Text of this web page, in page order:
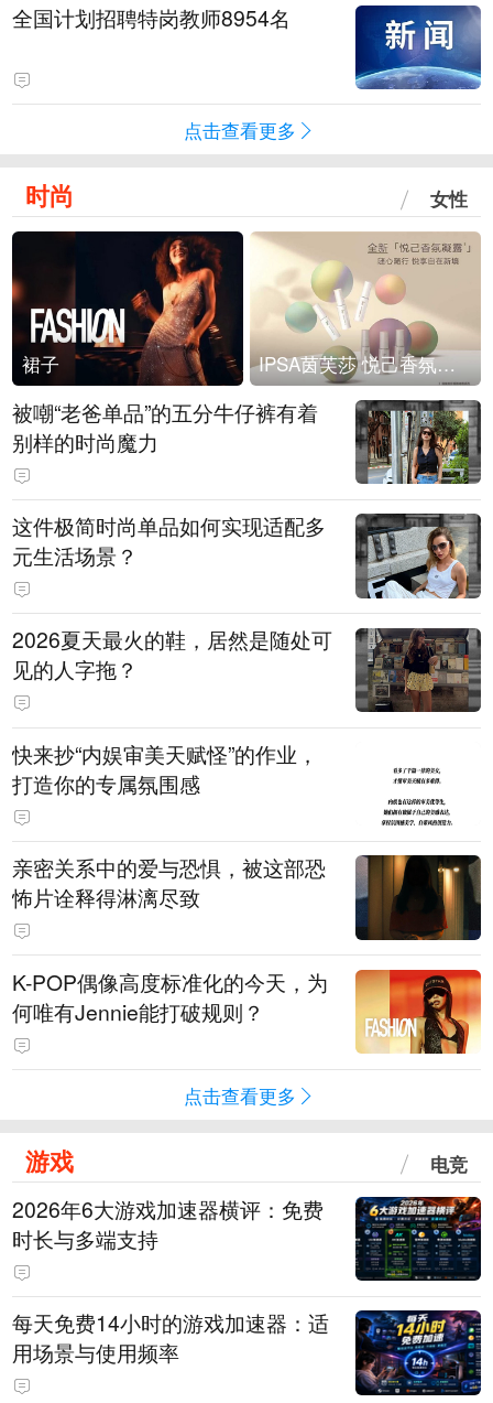
全国计划招聘特岗教师8954名
点击查看更多
时尚 女性
裙子 IPSA茵芙莎 悦己香氛凝露上市
被嘲“老爸单品”的五分牛仔裤有着
别样的时尚魔力
这件极简时尚单品如何实现适配多
元生活场景？
2026夏天最火的鞋，居然是随处可
见的人字拖？
快来抄“内娱审美天赋怪”的作业，
打造你的专属氛围感
亲密关系中的爱与恐惧，被这部恐
怖片诠释得淋漓尽致
K-POP偶像高度标准化的今天，为
何唯有Jennie能打破规则？
点击查看更多
游戏 电竞
2026年6大游戏加速器横评：免费
时长与多端支持
每天免费14小时的游戏加速器：适
用场景与使用频率